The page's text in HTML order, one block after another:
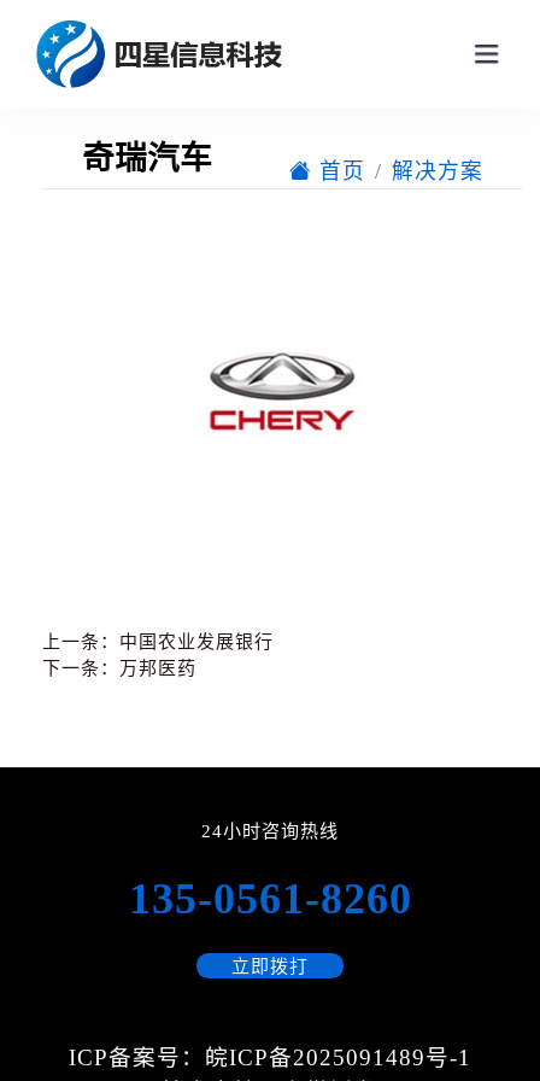
网站首页
产品展示
新闻动态
企业动态
解决方案
首页 解决方案
奇瑞汽车
上一条： 中国农业发展银行
下一条： 万邦医药
24小时咨询热线
135-0561-8260
立即拨打
ICP备案号：皖ICP备2025091489号-1